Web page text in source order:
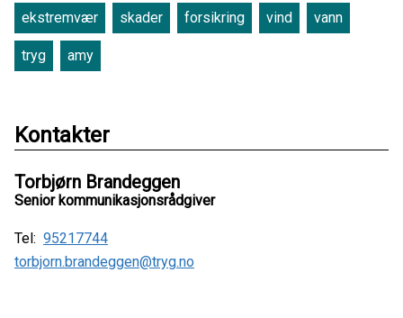
ekstremvær skader forsikring vind vann
tryg amy
Kontakter
Torbjørn Brandeggen
Senior kommunikasjonsrådgiver
Tel: 95217744
torbjorn.brandeggen@tryg.no